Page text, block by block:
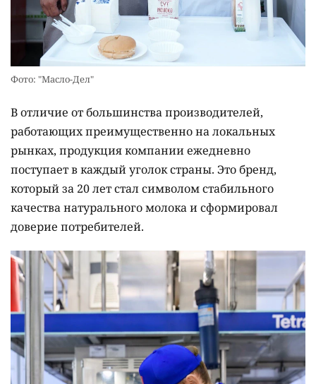
Фото: "Масло-Дел"
В отличие от большинства производителей,
работающих преимущественно на локальных
рынках, продукция компании ежедневно
поступает в каждый уголок страны. Это бренд,
который за 20 лет стал символом стабильного
качества натурального молока и сформировал
доверие потребителей.